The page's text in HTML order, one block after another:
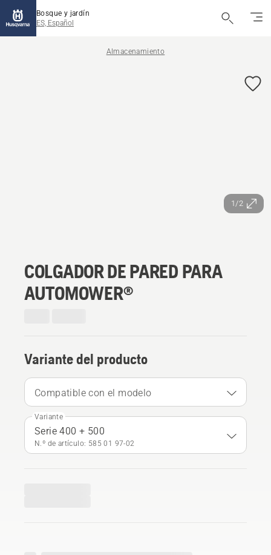
Bosque y jardín
ES, Español
Almacenamiento
1/2
COLGADOR DE PARED PARA
AUTOMOWER®
Variante del producto
Compatible con el modelo
Variante
Serie 400 + 500
N.º de artículo: 585 01 97‑02